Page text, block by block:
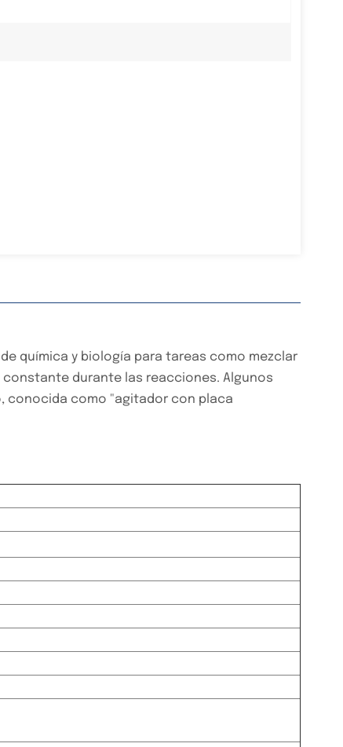
química y biología para tareas como mezclar
durante las reacciones. Algunos
conocida como "agitador con placa